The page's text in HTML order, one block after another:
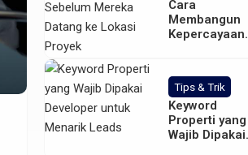
Cara
Membangun
Kepercayaan
ke Lokasi
Tips & Trik
Keyword
Properti yang
Wajib Dipakai